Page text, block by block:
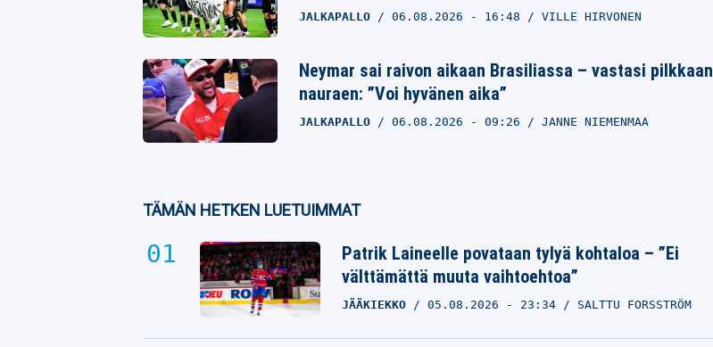
JALKAPALLO 06.08.2026 - 16:48 VILLE HIRVONEN
Neymar sai raivon aikaan Brasiliassa – vastasi pilkkaan
nauraen: ”Voi hyvänen aika”
JALKAPALLO 06.08.2026 - 09:26 JANNE NIEMENMAA
TÄMÄN HETKEN LUETUIMMAT
Patrik Laineelle povataan tylyä kohtaloa – ”Ei
välttämättä muuta vaihtoehtoa”
JÄÄKIEKKO 05.08.2026 - 23:34 SALTTU FORSSTRÖM